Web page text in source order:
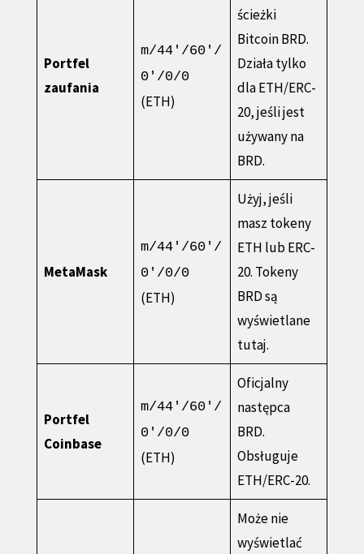
Portfel
zaufania
m/44'/60'/
0'/0/0
(ETH)
ścieżki
Bitcoin BRD.
Działa tylko
dla ETH/ERC-
20, jeśli jest
używany na
BRD.
MetaMask
m/44'/60'/
0'/0/0
(ETH)
Użyj, jeśli
masz tokeny
ETH lub ERC-
20. Tokeny
BRD są
wyświetlane
tutaj.
Portfel
Coinbase
m/44'/60'/
0'/0/0
(ETH)
Oficjalny
następca
BRD.
Obsługuje
ETH/ERC-20.
Może nie
wyświetlać